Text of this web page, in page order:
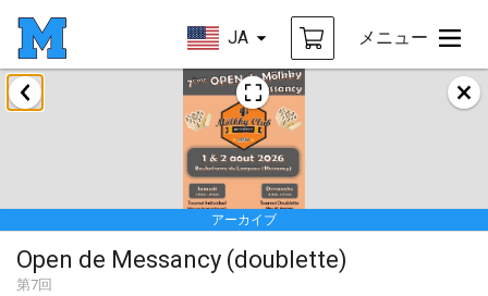
JA メニュー
アーカイブ
Open de Messancy (doublette)
第7回
2026年1月
Tournoi de la bonne année
フランス
Open de Boulay Triplette
2026年1月17日| フランス